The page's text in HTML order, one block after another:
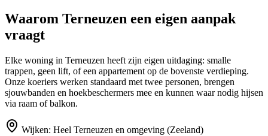
Waarom Terneuzen een eigen aanpak
vraagt
Elke woning in Terneuzen heeft zijn eigen uitdaging: smalle
trappen, geen lift, of een appartement op de bovenste verdieping.
Onze koeriers werken standaard met twee personen, brengen
sjouwbanden en hoekbeschermers mee en kunnen waar nodig hijsen
via raam of balkon.
Wijken: Heel Terneuzen en omgeving (Zeeland)